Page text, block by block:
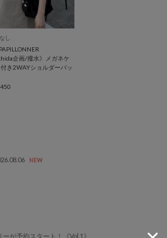
し
企画/撥水》メガネケ
き2WAYショルダーバッ
NEW
が予約スタート！《Vol.1》